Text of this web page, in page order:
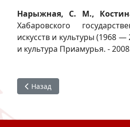
Нарыжная, С. М.,
Хабаровского
искусств и культуры (1968 —
и культура Приамурья. -
Предыдущий: Первый выпуск
Назад